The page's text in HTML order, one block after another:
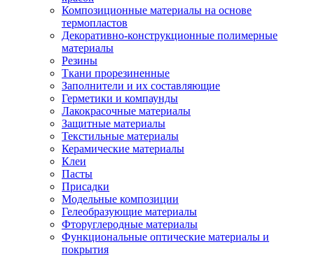
Композиционные материалы на основе
термопластов
Декоративно-конструкционные полимерные
материалы
Резины
Ткани прорезиненные
Заполнители и их составляющие
Герметики и компаунды
Лакокрасочные материалы
Защитные материалы
Текстильные материалы
Керамические материалы
Клеи
Пасты
Присадки
Модельные композиции
Гелеобразующие материалы
Фторуглеродные материалы
Функциональные оптические материалы и
покрытия